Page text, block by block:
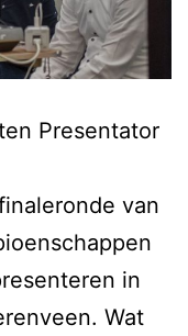
Presentator
van
in
Wat